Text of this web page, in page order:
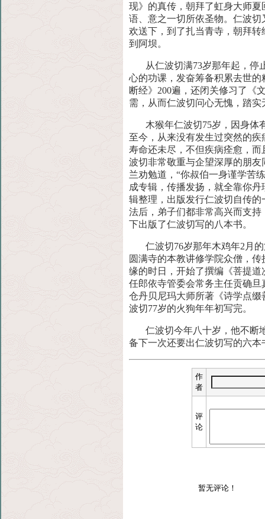
现》的真传，朝拜了虹身大师
语 、意之一切所依圣物。仁波
欢送下，到了扎当青寺，朝拜转
到阿坝。
从仁波切满73岁那年起，停
心的功课，发奋筹备积累去世的
断经》200遍，还闭关修习了《
需，从而仁波切问心无愧，踏实
木猴年仁波切75岁，因身体
至今，从来没有发生过突然的疾
寿命还未尽，不但疾病痊愈，
波切非常敬重与企望深厚的朋
兰劝勉道，“你叔伯一身谨学苦
成专辑，传播发扬，就全靠你丹
辑整理，出版发行仁波切自传的
法后，弟子们都非常高兴而支
下出版了仁波切写的八本书。
仁波切76岁那年木鸡年2月
圆满寺的本教讲修学院众僧，传
缘的时日，开始了撰编《菩提
任郎依寺管委会常务主任贡确
仓丹贝尼玛大师所著《诗学点
波切77岁的火狗年年初写完。
仁波切今年八十岁，他不断
备下一次还要出仁波切写的六本